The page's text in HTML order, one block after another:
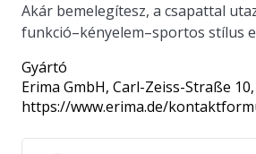
Akár bemelegítesz, a csapattal
funkció–kényelem–sportos stílus
Gyártó
Erima GmbH, Carl-Zeiss-Straße
https://www.erima.de/